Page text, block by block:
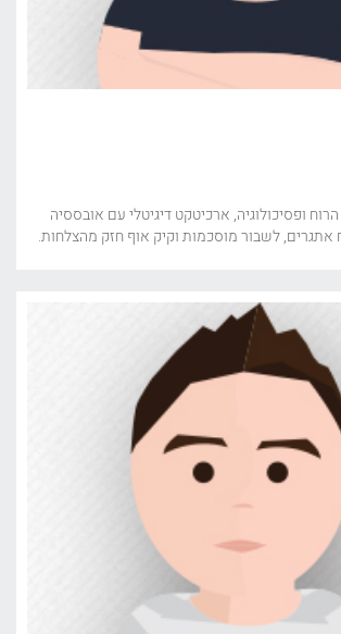
ופסיכולוגיה, ארכיטקט דיגיטלי עם אובססיה
אתגרים, לשבור מוסכמות וקיק אוף חזק מהצלחות.